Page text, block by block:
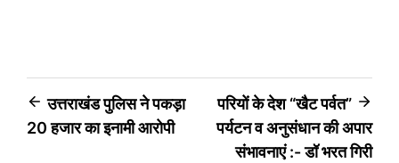
Post
navigation
उत्तराखंड पुलिस ने पकड़ा
20 हजार का इनामी आरोपी
परियों के देश “खैट पर्वत”
पर्यटन व अनुसंधान की अपार
संभावनाएं :- डॉ भरत गिरी